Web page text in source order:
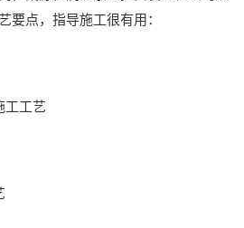
要点，指导施工很有用：
工工艺